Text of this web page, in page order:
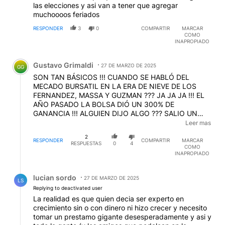
las elecciones y asi van a tener que agregar
muchoooos feriados
RESPONDER 3 0 COMPARTIR
MARCAR
COMO
INAPROPIADO
Comentario de Gustavo Grimaldi.
GG Gustavo Grimaldi 27 DE MARZO DE 2025
SON TAN BÁSICOS !!! CUANDO SE HABLÓ DEL
MECADO BURSATIL EN LA ERA DE NIEVE DE LOS
FERNANDEZ, MASSA Y GUZMAN ??? JA JA JA !!! EL
AÑO PASADO LA BOLSA DIÓ UN 300% DE
GANANCIA !!! ALGUIEN DIJO ALGO ??? SALIO UN
TITULAR COMO ESTE ??? LA BOLSA BAJÓ UN 1%
PERO AYER SUBIÓ CASI UN 3%, MUCHACHOS YA
ESTA NO ESTAN VIVOS NI MUERTOS SON UN ENTE
Leer mas
RESPONDER
2
RESPUESTAS
0 4
COMPARTIR
MARCAR
COMO
INAPROPIADO
LS lucian sordo
27 DE MARZO DE 2025
Replying to deactivated user
La realidad es que quien decia ser experto en
crecimiento sin o con dinero ni hizo crecer y necesito
tomar un prestamo gigante desesperadamente y asi y